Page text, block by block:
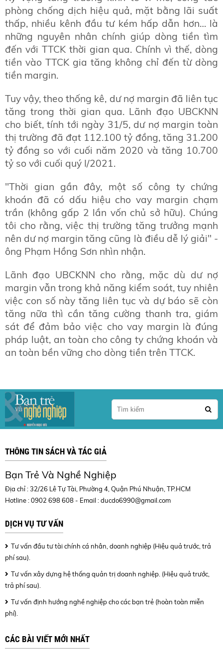
phòng chống dịch hiệu quả, mặt bằng lãi suất
thấp, nhiều kênh đầu tư kém hấp dẫn hơn… là
những nguyên nhân chính giúp dòng tiền tìm
đến với TTCK thời gian qua. Chính vì thế, dòng
tiền vào TTCK gia tăng không chỉ đến từ dòng
tiền margin.
Tuy vậy, theo thống kê, dư nợ margin đã liên tục
tăng trong thời gian qua. Lãnh đạo UBCKNN
cho biết, tính tới ngày 31/5, dư nợ margin toàn
thị trường đã đạt 112.100 tỷ đồng, tăng 31.200
tỷ đồng so với cuối năm 2020 và tăng 10.700
tỷ so với cuối quý I/2021.
"Thời gian gần đây, một số công ty chứng
khoán đã có dấu hiệu cho vay margin chạm
trần (không gấp 2 lần vốn chủ sở hữu). Chúng
tôi cho rằng, việc thị trường tăng trưởng mạnh
nên dư nợ margin tăng cũng là điều dễ lý giải" -
ông Phạm Hồng Sơn nhìn nhận.
Lãnh đạo UBCKNN cho rằng, mặc dù dư nợ
margin vẫn trong khả năng kiểm soát, tuy nhiên
việc con số này tăng liên tục và dự báo sẽ còn
tăng nữa thì cần tăng cường thanh tra, giám
sát để đảm bảo việc cho vay margin là đúng
pháp luật, an toàn cho công ty chứng khoán và
an toàn bền vững cho dòng tiền trên TTCK.
THÔNG TIN SÁCH VÀ TÁC GIẢ
Bạn Trẻ Và Nghề Nghiệp
Địa chỉ : 32/26 Lê Tự Tài, Phường 4, Quận Phú Nhuận, TP.HCM
Hotline : 0902 698 608 - Email :ducdo6990@gmail.com
DỊCH VỤ TƯ VẤN
Tư vấn đầu tư tài chính cá nhân, doanh nghiệp (Hiệu quả trước, trả
phí sau).
Tư vấn xây dựng hệ thống quản trị doanh nghiệp. (Hiệu quả trước,
trả phí sau).
Tư vấn định hướng nghề nghiệp cho các bạn trẻ (hoàn toàn miễn
phí).
CÁC BÀI VIẾT MỚI NHẤT